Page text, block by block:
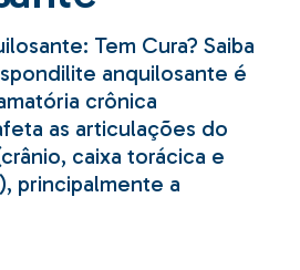
Tem Cura? Saiba
anquilosante é
crônica
as articulações do
caixa torácica e
principalmente a